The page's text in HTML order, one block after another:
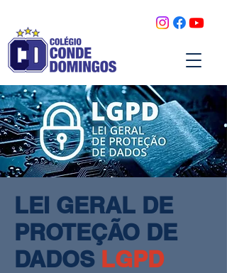
LEI GERAL DE
PROTEÇÃO DE
DADOS LGPD